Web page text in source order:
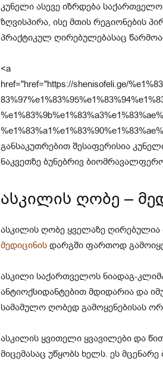
კუნელი ასევე იზრდება
ზღვისპირა, ისე მთის რეგიონების
პრაქტიკულ ღირებულებასაც
<a
href="href="https://shenisofeli.ge/
განსაკუთრებით შესაფერისია
ნაკვეთზე ბუნებრივ
ასკილის ღობე –
ასკილის ღობე ყველაზე ღირებულია
მედიცინის დარგში ფართოდ
ასკილი საქართველოს ნიადაგ-
ანტიოქსიდანტებით მდიდარია და
სამამულო ღობედ გამოყენებისას
ასკილის ყვითელი ყვავილები და
მიცემასაც უწყობს ხელს. ეს